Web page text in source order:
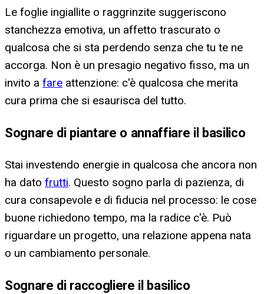
Le foglie ingiallite o raggrinzite suggeriscono
stanchezza emotiva, un affetto trascurato o
qualcosa che si sta perdendo senza che tu te ne
accorga. Non è un presagio negativo fisso, ma un
invito a fare attenzione: c'è qualcosa che merita
cura prima che si esaurisca del tutto.
Sognare di piantare o annaffiare il basilico
Stai investendo energie in qualcosa che ancora non
ha dato frutti. Questo sogno parla di pazienza, di
cura consapevole e di fiducia nel processo: le cose
buone richiedono tempo, ma la radice c'è. Può
riguardare un progetto, una relazione appena nata
o un cambiamento personale.
Sognare di raccogliere il basilico